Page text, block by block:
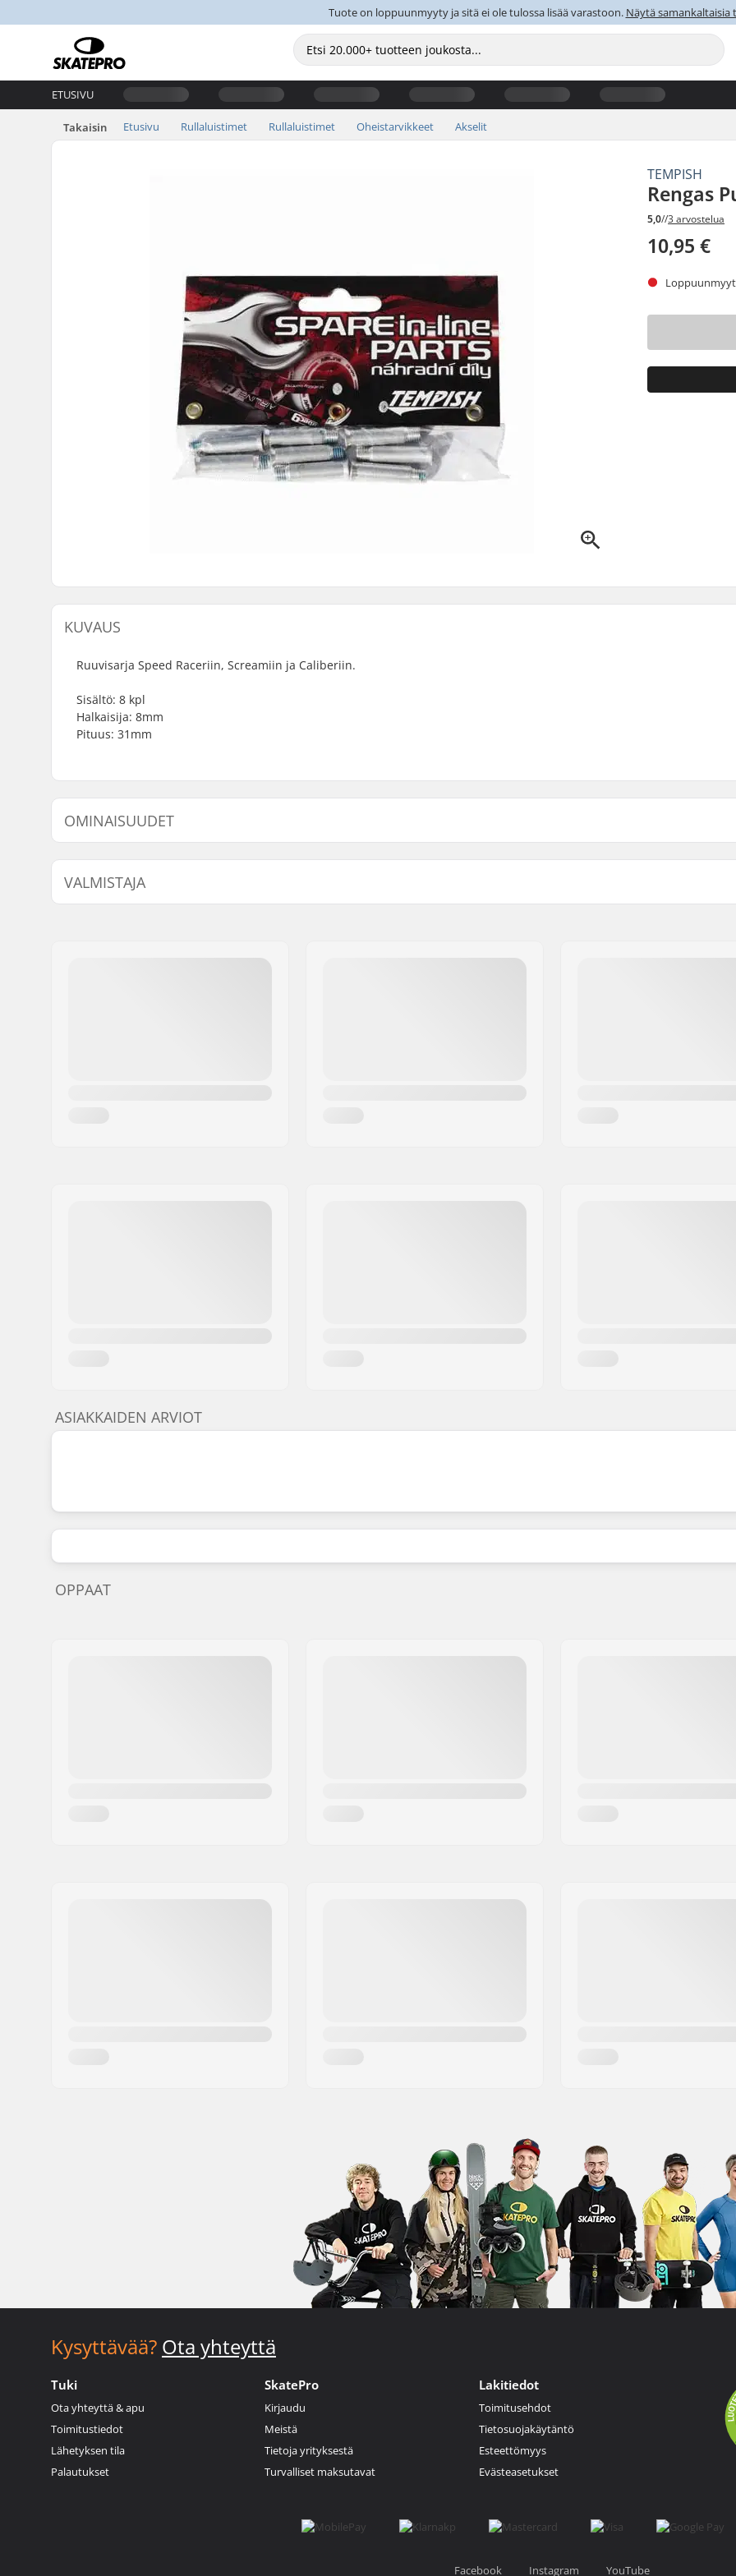
Tuote on loppuunmyyty ja sitä ei ole tulossa lisää varastoon. Näytä
ETUSIVU
Takaisin Etusivu Rullaluistimet Rullaluistimet Oheistarvikkeet Akselit
TEMPISH
Rengas
5,0//3 arvostelua
10,95 €
KUVAUS
Ruuvisarja Speed Raceriin, Screamiin ja Caliberiin.
Sisältö: 8 kpl
Halkaisija: 8mm
Pituus: 31mm
OMINAISUUDET
Akselin pituus: 31mm Akselin halkaisija:
VALMISTAJA
ASIAKKAIDEN ARVIOT
OPPAAT
Kysyttävää? Ota yhteyttä
Tuki
Ota yhteyttä & apu
Toimitustiedot
Lähetyksen tila
Palautukset
SkatePro
Kirjaudu
Meistä
Tietoja yrityksestä
Turvalliset maksutavat
Lakitiedot
Toimitusehdot
Tietosuojakäytäntö
Esteettömyys
Evästeasetukset
Facebook Instagram YouTube